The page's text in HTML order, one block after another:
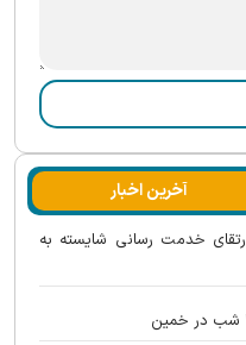
آخرین اخبار
خدمت رسانی شایسته به